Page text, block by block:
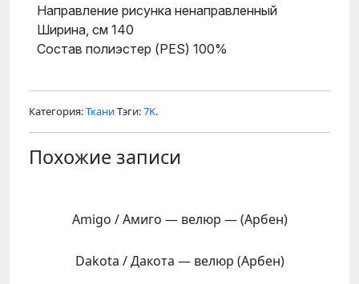
Направление рисунка ненаправленный
Ширина, см 140
Состав полиэстер (PES) 100%
Категория:ТканиТэги:7K.
Похожие записи
Amigo / Амиго — велюр — (Арбен)
Dakota / Дакота — велюр (Арбен)